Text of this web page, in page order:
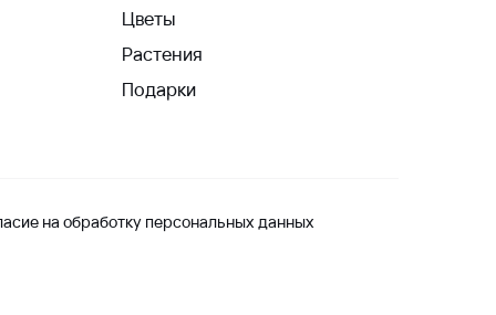
Цветы
Растения
Подарки
на обработку персональных данных